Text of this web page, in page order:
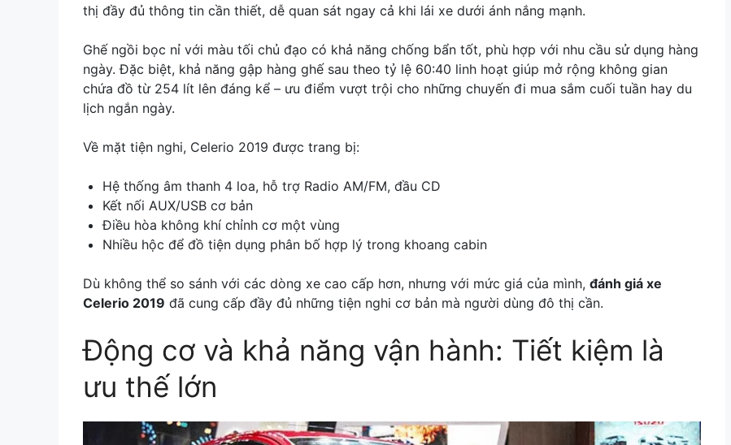
thị đầy đủ thông tin cần thiết, dễ quan sát ngay cả khi lái xe dưới ánh nắng mạnh.
Ghế ngồi bọc nỉ với màu tối chủ đạo có khả năng chống bẩn tốt, phù hợp với nhu cầu sử dụng hàng
ngày. Đặc biệt, khả năng gập hàng ghế sau theo tỷ lệ 60:40 linh hoạt giúp mở rộng không gian
chứa đồ từ 254 lít lên đáng kể – ưu điểm vượt trội cho những chuyến đi mua sắm cuối tuần hay du
lịch ngắn ngày.
Về mặt tiện nghi, Celerio 2019 được trang bị:
Hệ thống âm thanh 4 loa, hỗ trợ Radio AM/FM, đầu CD
Kết nối AUX/USB cơ bản
Điều hòa không khí chỉnh cơ một vùng
Nhiều hộc để đồ tiện dụng phân bố hợp lý trong khoang cabin
Dù không thể so sánh với các dòng xe cao cấp hơn, nhưng với mức giá của mình, đánh giá xe
Celerio 2019 đã cung cấp đầy đủ những tiện nghi cơ bản mà người dùng đô thị cần.
Động cơ và khả năng vận hành: Tiết kiệm là
ưu thế lớn